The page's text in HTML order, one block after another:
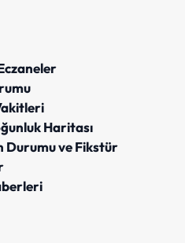
Haritası
Durumu ve Fikstür